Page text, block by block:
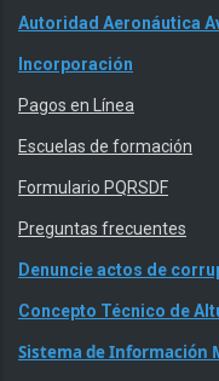
Autoridad Aeronáutica
Incorporación
Pagos en Línea
Escuelas de formación
Formulario PQRSDF
Preguntas frecuentes
Denuncie actos de
Concepto Técnico de
Sistema de Información